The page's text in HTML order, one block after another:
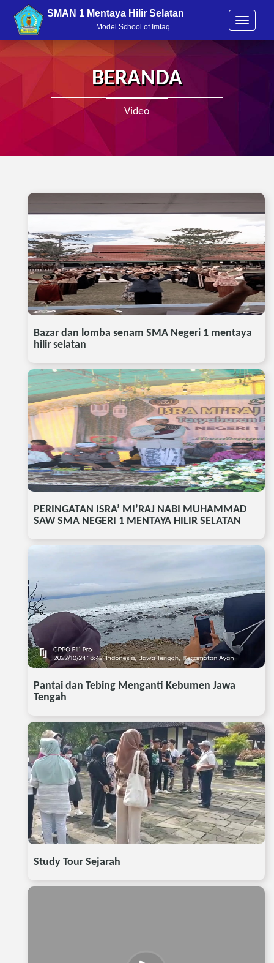
T
o
a
o
SMAN 1 Mentaya Hilir Selatan
Model School of Imtaq and Entrepreneurs
BERANDA
Video
Bazar dan lomba senam SMA Negeri 1 mentaya
hilir selatan
PERINGATAN ISRA’ MI’RAJ NABI MUHAMMAD
SAW SMA NEGERI 1 MENTAYA HILIR SELATAN
Pantai dan Tebing Menganti Kebumen Jawa
Tengah
Study Tour Sejarah